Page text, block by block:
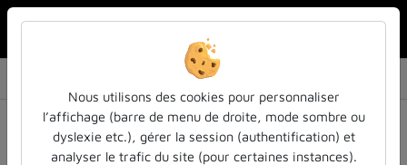
[Entretien avec Dario Compagno] Newsbots et …
Nous utilisons des cookies pour personnaliser
l’affichage (barre de menu de droite, mode sombre ou
dyslexie etc.), gérer la session (authentification) et
analyser le trafic du site (pour certaines instances).